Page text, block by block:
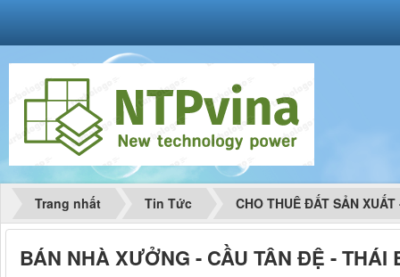
Trang nhất Tin Tức CHO THUÊ ĐẤT SẢN
BÁN NHÀ XƯỞNG - CẦU TÂN ĐỆ - THÁI